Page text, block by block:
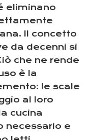
eliminano
Il concetto
da decenni si
che ne rende
è la
le scale
al loro
cucina
necessario e